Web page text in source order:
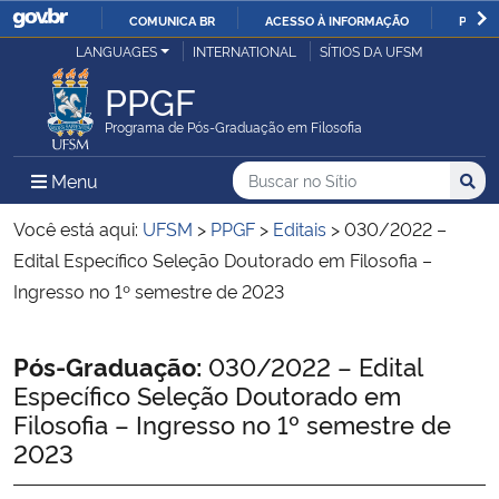
IR
COMUNICA BR ACESSO À INFORMAÇÃO
Ministério da Justiça e Segurança Pública
Ministério da Defesa
Ministério das Relações Exteriores
Ministério da Economia
Ministério da Agricultura, Pecuária e Abastecimento
Ministério da Educação
LANGUAGES INTERNATIONAL SÍTIOS DA UFSM
PPGF
Programa de Pós-Graduação em Filosofia
Menu Menu Principal do Sítio
Busca
Buscar no no Sítio
Busca:
Você está aqui: UFSM > PPGF > Editais >030/2022 –
Edital Específico Seleção Doutorado em Filosofia –
Ingresso no 1º semestre de 2023
Início do conteúdo
Pós-Graduação: 030/2022 – Edital
Específico Seleção Doutorado em
Filosofia – Ingresso no 1º semestre de
2023